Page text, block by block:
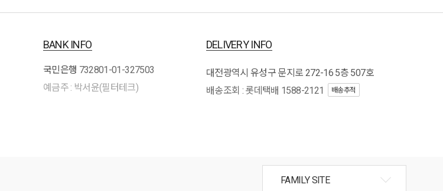
BANK INFO
국민은행 732801-01-327503
예금주 : 박서윤(필터테크)
DELIVERY INFO
대전광역시 유성구 문지로 272-16 5층 507호
배송조회 : 롯데택배 1588-2121
배송추적